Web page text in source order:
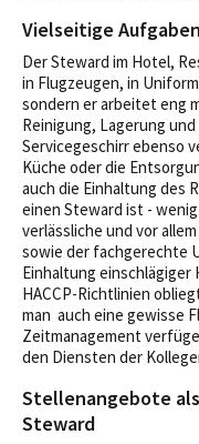
Vielseitige
Der Steward im Hotel,
in Flugzeugen, in
sondern er arbeitet eng
Reinigung, Lagerung
Servicegeschirr ebenso
Küche oder die
auch die Einhaltung des
einen Steward ist -
verlässliche und vor
sowie der fachgerechte
Einhaltung
HACCP-Richtlinien
man auch eine gewisse
Zeitmanagement
den Diensten der
Stellenangebote
Steward